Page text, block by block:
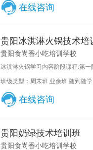
在线咨询
贵阳冰淇淋火锅技术培
贵阳食尚香小吃培训学校
冰淇淋火锅学习内容阶段课程:第
班级类型：周末班 业余班 随到随学
在线咨询
贵阳奶绿技术培训班
贵阳食尚香小吃培训学校